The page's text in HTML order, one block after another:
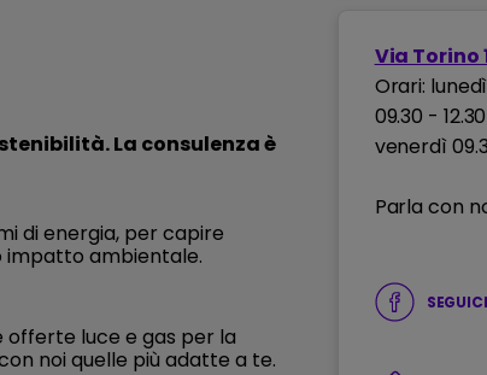
La consulenza è
di energia, per capire
impatto ambientale.
luce e gas per la
noi quelle più adatte a te.
Via Torino
Orari:
09.30 -
venerdì
Parla con